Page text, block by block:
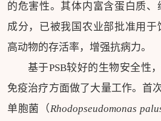
的危害性。其体内富含蛋白质
成分，已被我国农业部批准用
高动物的存活率，增强抗病力。
基于PSB较好的生物安全性
免疫治疗方面做了大量工作。首
单胞菌（Rhodopseudomonas